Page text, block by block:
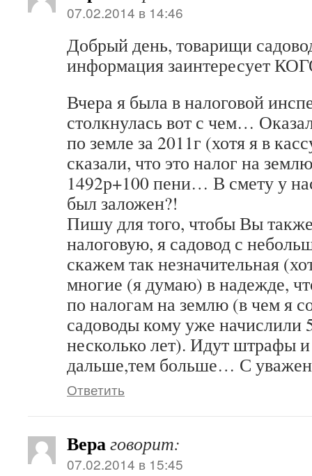
07.02.2014 в 14:46
Добрый день, товарищи
информация заинтересует
Вчера я была в налоговой
столкнулась вот с чем…
по земле за 2011г (хотя я в
сказали, что это налог на
1492р+100 пени… В смету у
был заложен?!
Пишу для того, чтобы Вы
налоговую, я садовод с
скажем так незначительная
многие (я думаю) в надежде,
по налогам на землю (в чем я
садоводы кому уже начислили
несколько лет). Идут штрафы
дальше,тем больше… С
Ответить
Вераговорит:
07.02.2014 в 15:45